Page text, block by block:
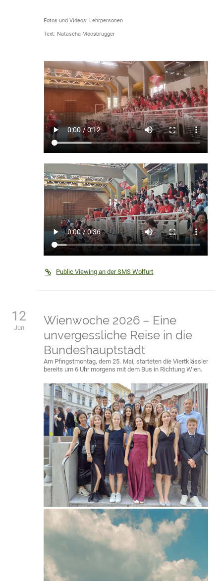
Fotos und Videos: Lehrpersonen
Text: Natascha Moosbrugger
Public Viewing an der SMS Wolfurt
12
Jun
Wienwoche 2026 – Eine
unvergessliche Reise in die
Bundeshauptstadt
Am Pfingstmontag, dem 25. Mai, starteten die Viertklässler
bereits um 6 Uhr morgens mit dem Bus in Richtung Wien.